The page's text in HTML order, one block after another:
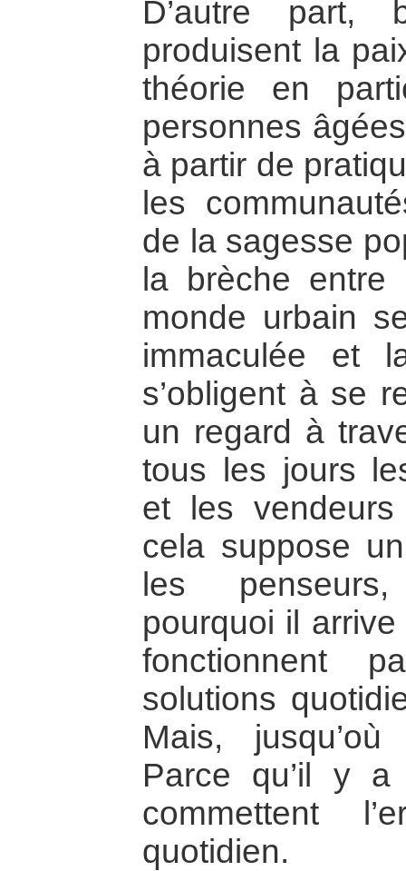
D’autre part,
produisent la
théorie en
personnes
à partir de
les
de la sagesse
la brèche
monde urbain
immaculée et
s’obligent à se
un regard à
tous les jours
et les
cela suppose
les
pourquoi il
fonctionnent
solutions
Mais,
Parce qu’il y
commettent
quotidien.